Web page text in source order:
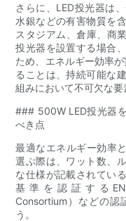
さらに、LED投光器は
水銀などの有害物質を
スタジアム、倉庫、商
投光器を設置する場合
ため、エネルギー効率
ることは、持続可能な
組みにおいて不可欠な要
### 500W LED投光器
べき点
最適なエネルギー効率
選ぶ際は、ワット数、
な仕様が記載されてい
基準を認証する
Consortium）などの認
う。